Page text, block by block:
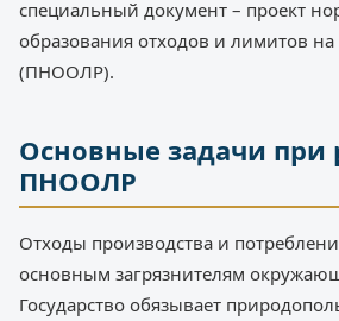
специальный документ – проект
образования отходов и лимитов
(ПНООЛР).
Основные задачи при
ПНООЛР
Отходы производства и
основным загрязнителям
Государство обязывает